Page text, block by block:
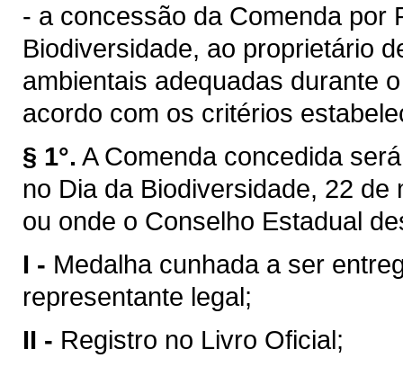
- a concessão da Comenda por
Biodiversidade, ao proprietário
ambientais adequadas durante
acordo com os critérios
§ 1°. A Comenda concedida
no Dia da Biodiversidade, 22
ou onde o Conselho Estadual
I - Medalha cunhada a ser
representante legal;
II - Registro no Livro Oficial;